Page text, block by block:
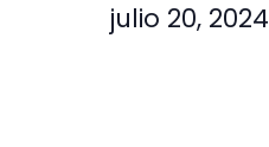
julio 20, 2024